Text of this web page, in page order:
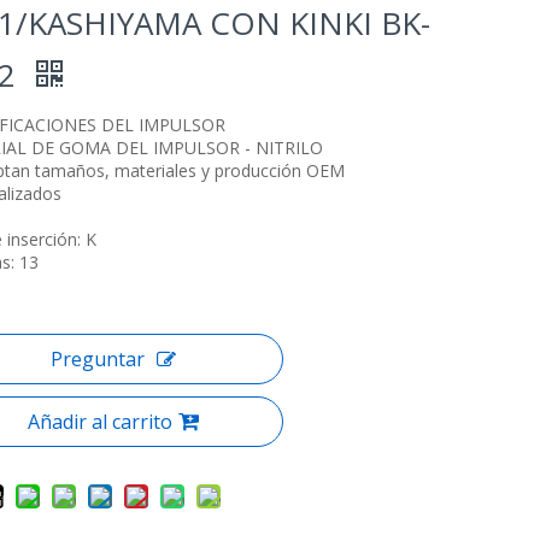
KASHIYAMA CON KINKI BK-
DEL IMPULSOR
DE GOMA DEL IMPULSOR - NITRILO
tamaños, materiales y producción OEM
inserción: K
13
Preguntar
Añadir al carrito